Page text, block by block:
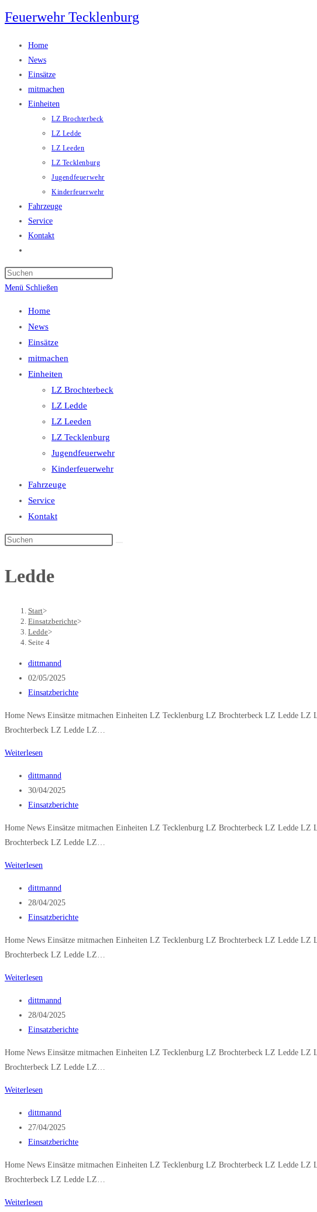
Zum
Inhalt
springen
Feuerwehr Tecklenburg
Home
News
Einsätze
mitmachen
Einheiten
LZ Brochterbeck
LZ Ledde
LZ Leeden
LZ Tecklenburg
Jugendfeuerwehr
Kinderfeuerwehr
Fahrzeuge
Service
Kontakt
umschalten
Menü Schließen
Home
News
Einsätze
mitmachen
Einheiten
LZ Brochterbeck
LZ Ledde
LZ Leeden
LZ Tecklenburg
Jugendfeuerwehr
Kinderfeuerwehr
Fahrzeuge
Service
Kontakt
Diese
durchsuchen
Ledde
Start>
Einsatzberichte>
Ledde>
Seite 4
Beitrags-
Autor:
dittmannd
Beitrag
veröffentlicht:
02/05/2025
Beitrags-
Einsatzberichte
Home News Einsätze mitmachen Einheiten LZ Tecklenburg LZ Brochterbeck LZ Ledde LZ
Brochterbeck LZ Ledde LZ…
Weiterlesen
Beitrags-
Autor:
dittmannd
Beitrag
veröffentlicht:
30/04/2025
Beitrags-
Einsatzberichte
Home News Einsätze mitmachen Einheiten LZ Tecklenburg LZ Brochterbeck LZ Ledde LZ
Brochterbeck LZ Ledde LZ…
Weiterlesen
Beitrags-
Autor:
dittmannd
Beitrag
veröffentlicht:
28/04/2025
Beitrags-
Einsatzberichte
Home News Einsätze mitmachen Einheiten LZ Tecklenburg LZ Brochterbeck LZ Ledde LZ
Brochterbeck LZ Ledde LZ…
Weiterlesen
Beitrags-
Autor:
dittmannd
Beitrag
veröffentlicht:
28/04/2025
Beitrags-
Einsatzberichte
Home News Einsätze mitmachen Einheiten LZ Tecklenburg LZ Brochterbeck LZ Ledde LZ
Brochterbeck LZ Ledde LZ…
Weiterlesen
klein
Beitrags-
Autor:
dittmannd
Beitrag
veröffentlicht:
27/04/2025
Beitrags-
Einsatzberichte
Home News Einsätze mitmachen Einheiten LZ Tecklenburg LZ Brochterbeck LZ Ledde LZ
Brochterbeck LZ Ledde LZ…
Weiterlesen